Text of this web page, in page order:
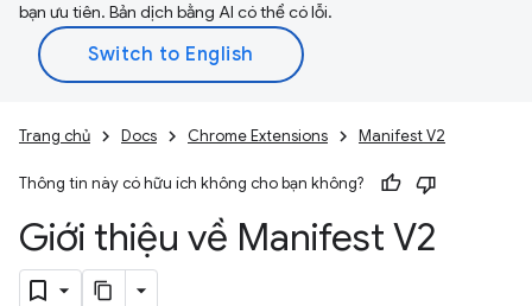
bạn ưu tiên. Bản dịch bằng AI có thể có lỗi.
Trang chủ Docs Chrome Extensions Manifest V2
Thông tin này có hữu ích không cho bạn không?
Giới thiệu về Manifest V2